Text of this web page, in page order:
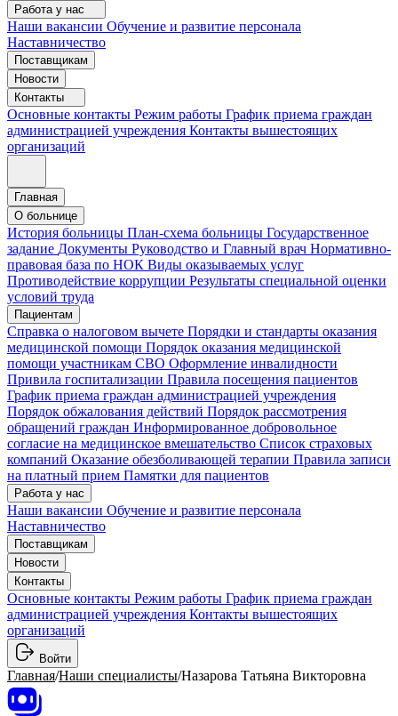
Работа у нас
Наши вакансии Обучение и развитие персонала
Наставничество
Поставщикам
Новости
Контакты
Основные контакты Режим работы График приема граждан
администрацией учреждения Контакты вышестоящих
организаций
Главная
О больнице
История больницы План-схема больницы Государственное
задание Документы Руководство и Главный врач Нормативно-
правовая база по НОК Виды оказываемых услуг
Противодействие коррупции Результаты специальной оценки
условий труда
Пациентам
Справка о налоговом вычете Порядки и стандарты оказания
медицинской помощи Порядок оказания медицинской
помощи участникам СВО Оформление инвалидности
Привила госпитализации Правила посещения пациентов
График приема граждан администрацией учреждения
Порядок обжалования действий Порядок рассмотрения
обращений граждан Информированное добровольное
согласие на медицинское вмешательство Список страховых
компаний Оказание обезболивающей терапии Правила записи
на платный прием Памятки для пациентов
Работа у нас
Наши вакансии Обучение и развитие персонала
Наставничество
Поставщикам
Новости
Контакты
Основные контакты Режим работы График приема граждан
администрацией учреждения Контакты вышестоящих
организаций
Войти
Главная/Наши специалисты/Назарова Татьяна Викторовна